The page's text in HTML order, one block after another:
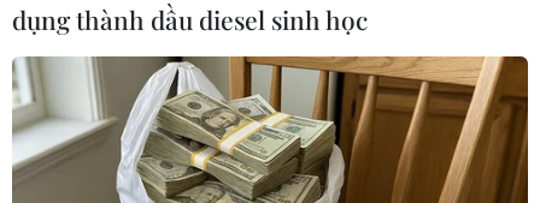
dụng thành dầu diesel sinh học